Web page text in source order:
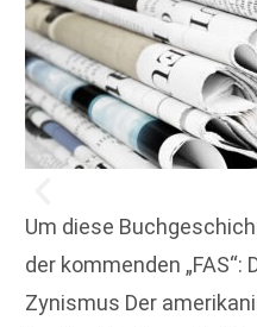
Um diese
der kommenden
Zynismus Der